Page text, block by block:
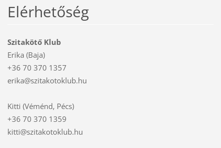
Elérhetőség
Szitakötő Klub
Erika (Baja)
+36 70 370 1357
erika@szitakotoklub.hu
Kitti (Véménd, Pécs)
+36 70 370 1359
kitti@szitakotoklub.hu